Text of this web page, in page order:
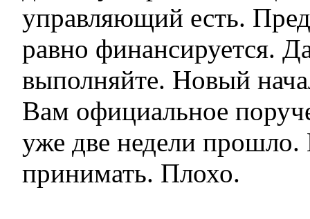
управляющий есть.
равно финансируется.
выполняйте. Новый
Вам официальное
уже две недели
принимать. Плохо.